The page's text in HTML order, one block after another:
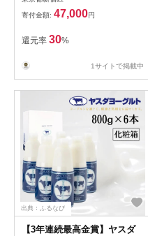
寄付金額: 47,000円
還元率 30%
1サイトで掲載中
出典：ふるなび
【3年連続最高金賞】ヤスダ